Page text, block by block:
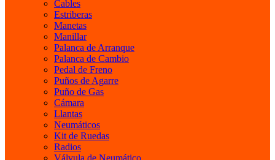
Cables
Estriberas
Manetas
Manillar
Palanca de Arranque
Palanca de Cambio
Pedal de Freno
Puños de Agarre
Puño de Gas
Cámara
Llantas
Neumáticos
Kit de Ruedas
Radios
Válvula de Neumático